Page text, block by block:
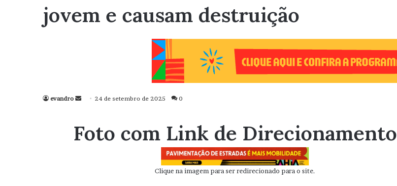
jovem e causam destruição
evandro
Mande
mail
24 de setembro de 2025 0
Foto com Link de Direcionamento
Clique na imagem para ser redirecionado para o site.